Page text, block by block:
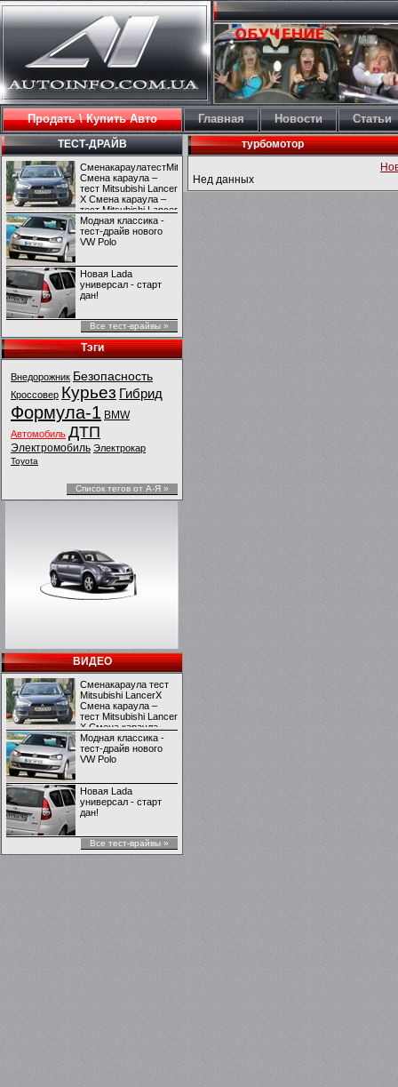
Продать \ Купить Авто Главная Новости Статьи
ТЕСТ-ДРАЙВ
СменакараулатестMitsubishiLancerX
Смена караула –
тест Mitsubishi Lancer
X Смена караула –
тест Mitsubishi Lancer
X
Модная классика -
тест-драйв нового
VW Polo
Новая Lada
универсал - старт
дан!
Все тест-врайвы »
Тэги
Внедорожник Безопасность
Кроссовер Курьез Гибрид
Формула-1 BMW
Автомобиль ДТП
Электромобиль Электрокар
Toyota
Список тегов от А-Я »
ВИДЕО
Сменакараула тест
Mitsubishi LancerX
Смена караула –
тест Mitsubishi Lancer
X Смена караула –
тест Mitsubishi Lancer
X
Модная классика -
тест-драйв нового
VW Polo
Новая Lada
универсал - старт
дан!
Все тест-врайвы »
турбомотор
Нед данных